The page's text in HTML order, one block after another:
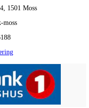
1501 Moss
moss